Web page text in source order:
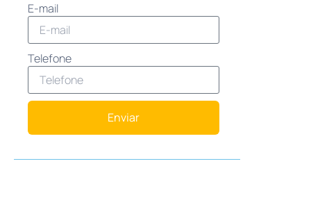
E-mail
Telefone
Enviar